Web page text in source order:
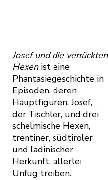
Josef und die verrückten
Hexenist eine
Phantasiegeschichte in
Episoden, deren
Hauptfiguren, Josef,
der Tischler, und drei
schelmische Hexen,
trentiner, südtiroler
und ladinischer
Herkunft, allerlei
Unfug treiben.